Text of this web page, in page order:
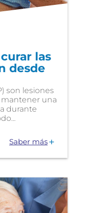
las
desde
son lesiones
una
durante
Saber más